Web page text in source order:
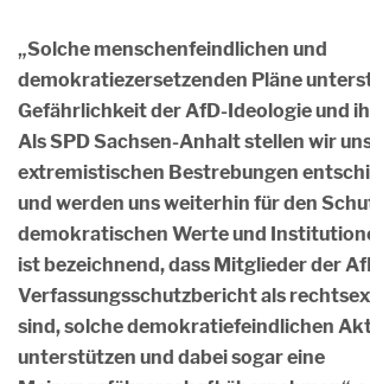
„Solche menschenfeindlichen und
demokratiezersetzenden Pläne
Gefährlichkeit der AfD-Ideologie und
Als SPD Sachsen-Anhalt stellen wir
extremistischen Bestrebungen
und werden uns weiterhin für den
demokratischen Werte und
ist bezeichnend, dass Mitglieder der
Verfassungsschutzbericht als
sind, solche demokratiefeindlichen
unterstützen und dabei sogar eine